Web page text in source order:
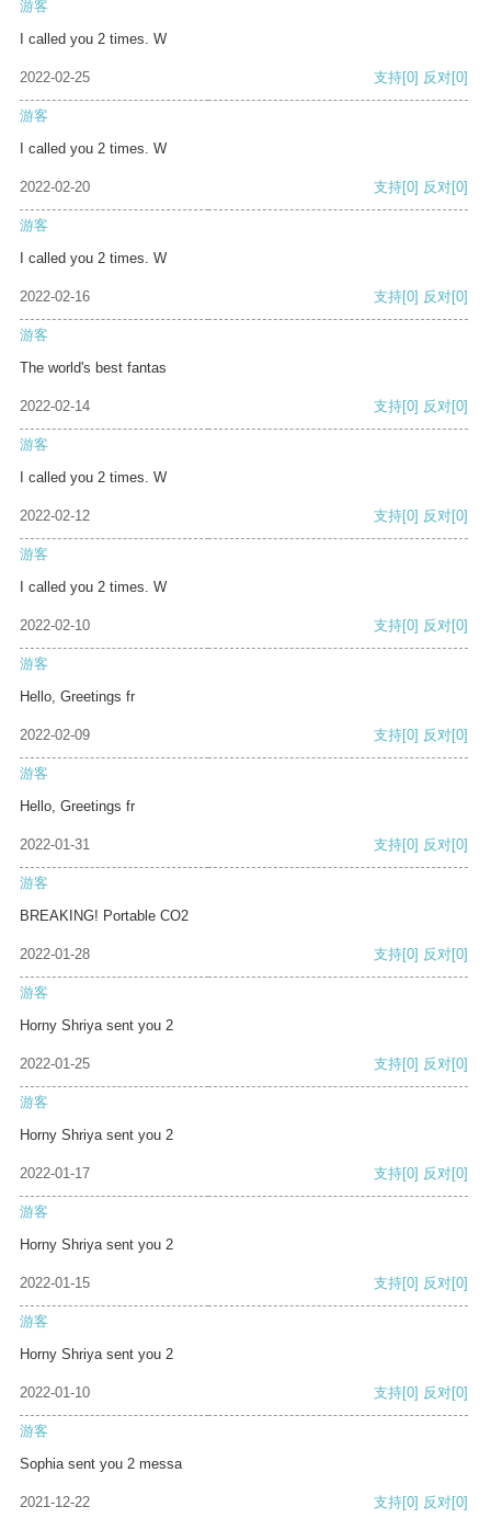
游客
I called you 2 times. W
2022-02-25 支持[0] 反对[0]
游客
I called you 2 times. W
2022-02-20 支持[0] 反对[0]
游客
I called you 2 times. W
2022-02-16 支持[0] 反对[0]
游客
The world's best fantas
2022-02-14 支持[0] 反对[0]
游客
I called you 2 times. W
2022-02-12 支持[0] 反对[0]
游客
I called you 2 times. W
2022-02-10 支持[0] 反对[0]
游客
Hello, Greetings fr
2022-02-09 支持[0] 反对[0]
游客
Hello, Greetings fr
2022-01-31 支持[0] 反对[0]
游客
BREAKING! Portable CO2
2022-01-28 支持[0] 反对[0]
游客
Horny Shriya sent you 2
2022-01-25 支持[0] 反对[0]
游客
Horny Shriya sent you 2
2022-01-17 支持[0] 反对[0]
游客
Horny Shriya sent you 2
2022-01-15 支持[0] 反对[0]
游客
Horny Shriya sent you 2
2022-01-10 支持[0] 反对[0]
游客
Sophia sent you 2 messa
2021-12-22 支持[0] 反对[0]